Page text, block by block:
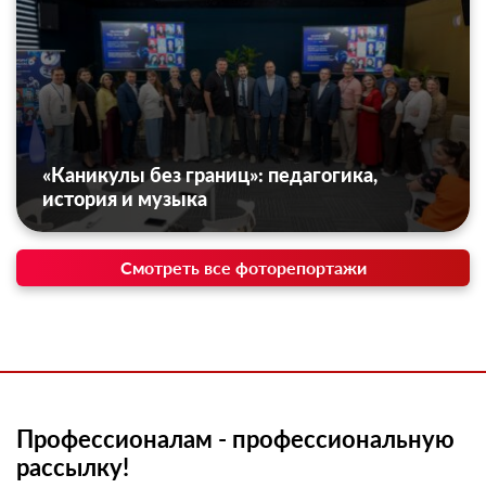
«Каникулы без границ»: педагогика,
история и музыка
Смотреть все фоторепортажи
Профессионалам - профессиональную
рассылку!